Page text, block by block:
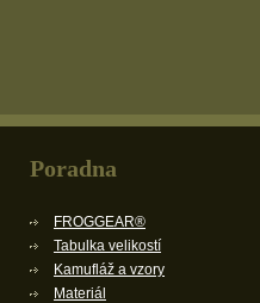
Poradna
FROGGEAR®
Tabulka velikostí
Kamufláž a vzory
Materiál